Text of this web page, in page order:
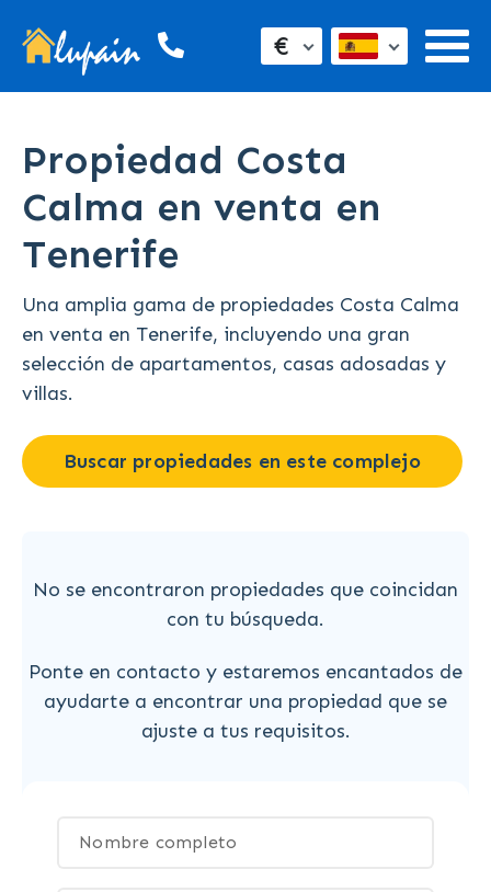
€
Propiedad Costa
Calma en venta en
Tenerife
Una amplia gama de propiedades Costa Calma
en venta en Tenerife, incluyendo una gran
selección de apartamentos, casas adosadas y
villas.
Buscar propiedades en este complejo
No se encontraron propiedades que coincidan
con tu búsqueda.
Ponte en contacto y estaremos encantados de
ayudarte a encontrar una propiedad que se
ajuste a tus requisitos.